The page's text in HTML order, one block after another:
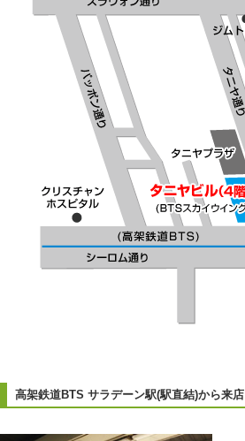
高架鉄道BTS サラデーン駅(駅直結)から来店